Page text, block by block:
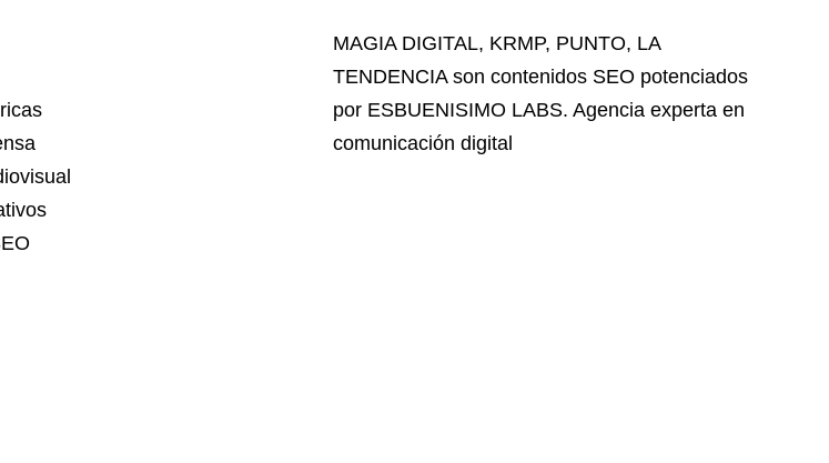
MAGIA DIGITAL, KRMP, PUNTO, LA
TENDENCIAson contenidos SEO potenciados
por ESBUENISIMO LABS. Agencia experta en
comunicación digital